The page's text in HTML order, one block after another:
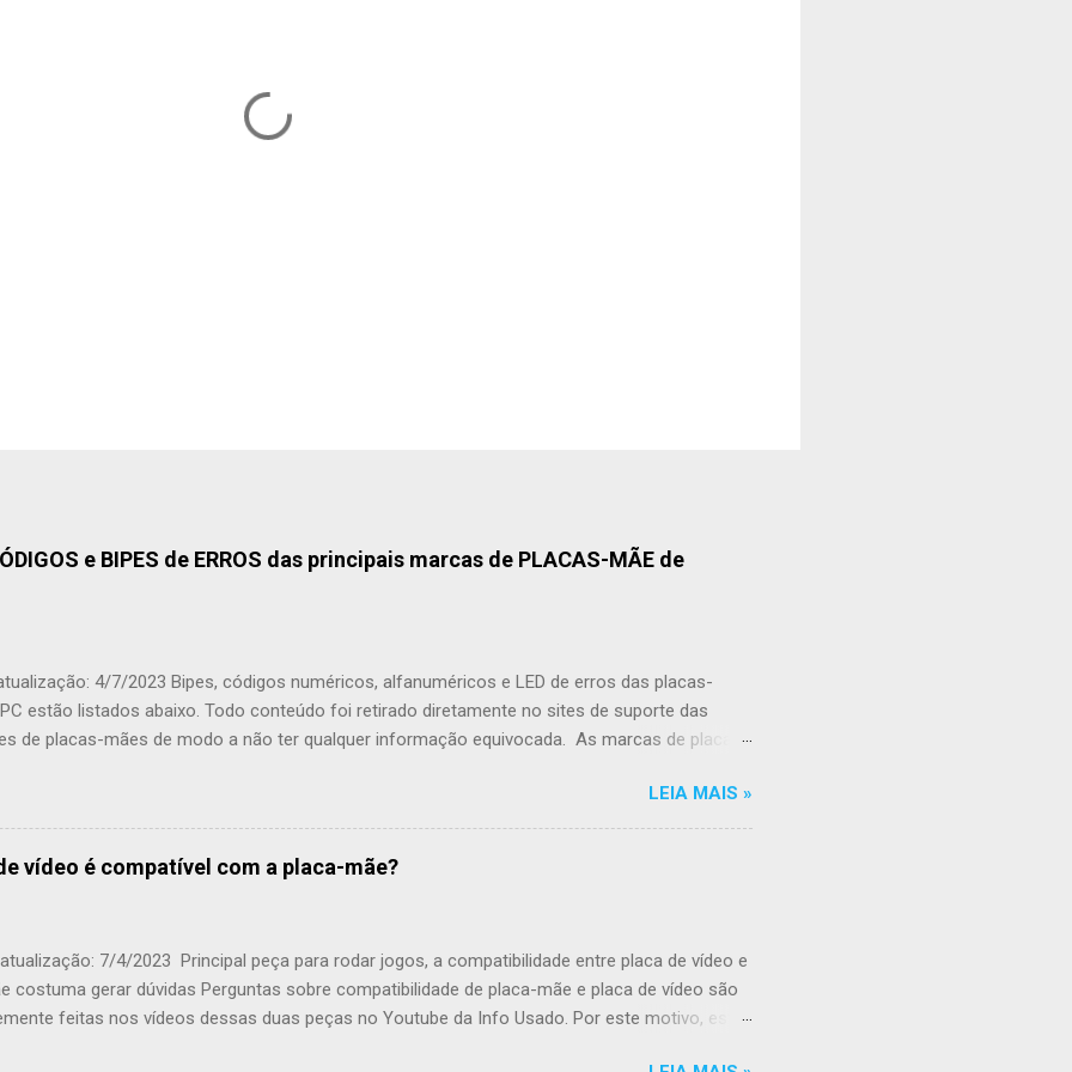
e BIPES de ERROS das principais marcas de PLACAS-MÃE de
4/7/2023 Bipes, códigos numéricos, alfanuméricos e LED de erros das placas-
estão listados abaixo. Todo conteúdo foi retirado diretamente no sites de suporte das
de placas-mães de modo a não ter qualquer informação equivocada. As marcas de placas-
, como a AMI, AMI UEFI e Award. Alto falante (beep) integrado em uma placa-mãe de PC
da descrição nativa foi deixada em negrito para facilitar o entendimento do defeito. As
aqui apresentadas são livres e feitas por mim, Márcio Baldo. Se encontrar algum erro, por
nos comentários para correção. Não Encontrei a Marca da Minha Placa-Mãe na Lista
LEIA MAIS »
vídeo é compatível com a placa-mãe?
7/4/2023 Principal peça para rodar jogos, a compatibilidade entre placa de vídeo e
costuma gerar dúvidas Perguntas sobre compatibilidade de placa-mãe e placa de vídeo são
feitas nos vídeos dessas duas peças no Youtube da Info Usado. Por este motivo, este